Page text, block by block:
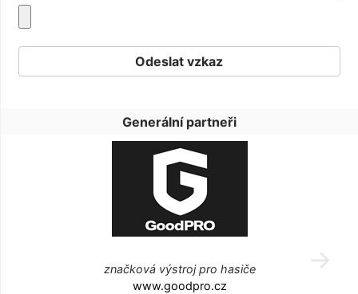
Generální partneři
značková výstroj pro hasiče
www.goodpro.cz